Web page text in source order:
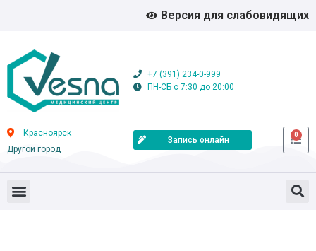
Версия для слабовидящих
+7 (391) 234-0-999
ПН-СБ с 7:30 до 20:00
Красноярск
Другой город
Запись онлайн
0